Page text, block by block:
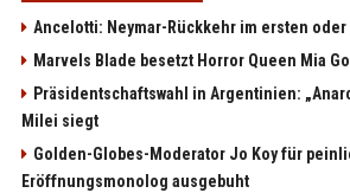
Ancelotti: Neymar-Rückkehr im ersten oder
Marvels Blade besetzt Horror Queen Mia
Präsidentschaftswahl in Argentinien:
Milei siegt
Golden-Globes-Moderator Jo Koy für
Eröffnungsmonolog ausgebuht